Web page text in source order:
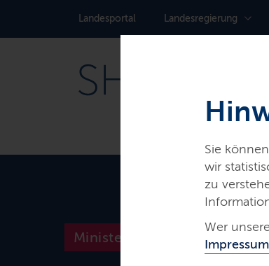
Sie
wir
zu
Wer
Impressum
Landes­portal Landes­regierung
Ministerien & Behörden